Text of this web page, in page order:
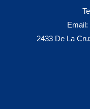
Email:
2433 De La